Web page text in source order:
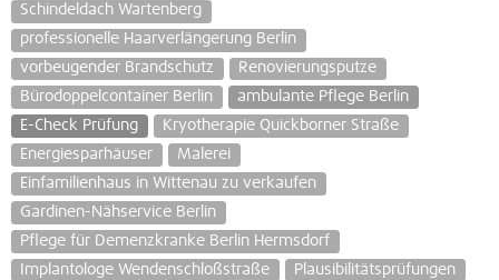
Schindeldach Wartenberg
professionelle Haarverlängerung Berlin
vorbeugender Brandschutz
Renovierungsputze
Bürodoppelcontainer Berlin
ambulante Pflege Berlin
E-Check Prüfung
Kryotherapie Quickborner Straße
Energiesparhäuser
Malerei
Einfamilienhaus in Wittenau zu verkaufen
Gardinen-Nähservice Berlin
Pflege für Demenzkranke Berlin Hermsdorf
Implantologe Wendenschloßstraße
Plausibilitätsprüfungen